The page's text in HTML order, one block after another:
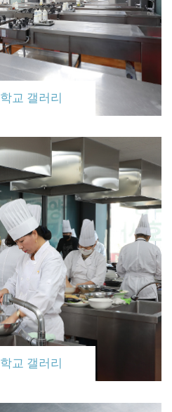
학교 갤러리
학교 갤러리